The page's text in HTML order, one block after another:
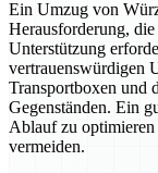
Ein Umzug von
Herausforderung,
Unterstützung
vertrauenswürdigen
Transportboxen und
Gegenständen. Ein
Ablauf zu optimieren
vermeiden.